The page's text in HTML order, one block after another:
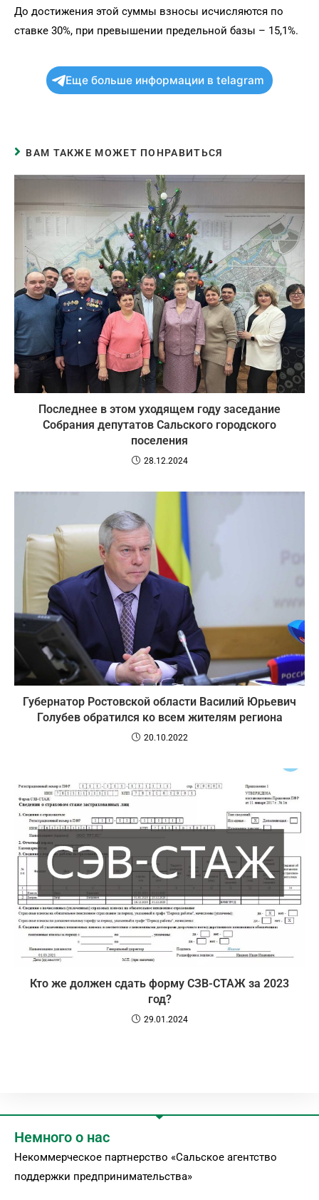
До достижения этой суммы взносы исчисляются по
ставке 30%, при превышении предельной базы – 15,1%.
Еще больше информации в telagram
ВАМ ТАКЖЕ МОЖЕТ ПОНРАВИТЬСЯ
Последнее в этом уходящем году заседание
Собрания депутатов Сальского городского
поселения
28.12.2024
Губернатор Ростовской области Василий Юрьевич
Голубев обратился ко всем жителям региона
20.10.2022
Кто же должен сдать форму СЗВ-СТАЖ за 2023
год?
29.01.2024
Немного о нас
Некоммерческое партнерство «Сальское агентство
поддержки предпринимательства»